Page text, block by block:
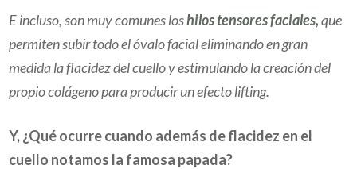
E incluso, son muy comunes loshilos tensores faciales,que
permiten subir todo el óvalo facial eliminando en gran
medida la flacidez del cuello y estimulando la creación del
propio colágeno para producir un efecto lifting.
Y, ¿Qué ocurre cuando además de flacidez en el
cuello notamos la famosa papada?